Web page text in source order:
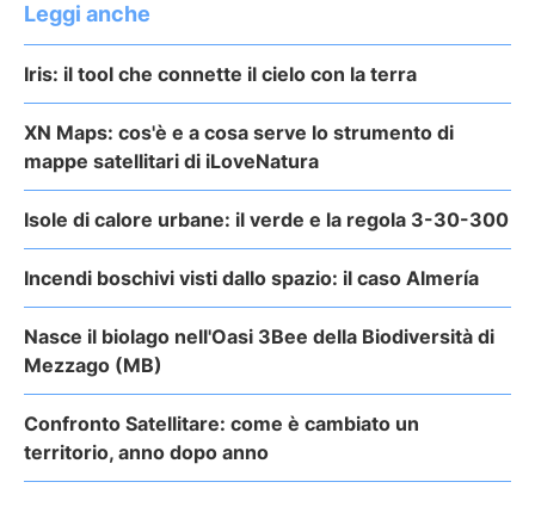
Leggi anche
Iris: il tool che connette il cielo con la terra
XN Maps: cos'è e a cosa serve lo strumento di
mappe satellitari di iLoveNatura
Isole di calore urbane: il verde e la regola 3-30-300
Incendi boschivi visti dallo spazio: il caso Almería
Nasce il biolago nell'Oasi 3Bee della Biodiversità di
Mezzago (MB)
Confronto Satellitare: come è cambiato un
territorio, anno dopo anno